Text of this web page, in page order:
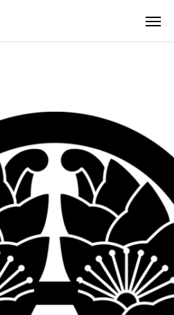
稽古時間と
体験・見学に